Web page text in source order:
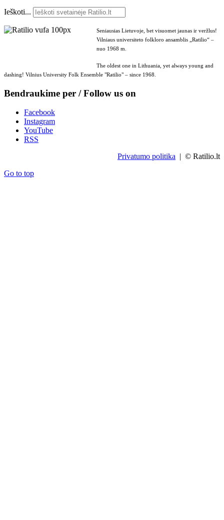
Ieškoti...
Seniausias Lietuvoje, bet visuomet jaunas ir veržlus!
Vilniaus universiteto folkloro ansamblis „Ratilio“ –
nuo 1968 m.
The oldest one in Lithuania, yet always young and
dashing! Vilnius University Folk Ensemble "Ratilio" – since 1968.
Bendraukime per / Follow us on
Facebook
Instagram
YouTube
RSS
Privatumo politika | © Ratilio.lt
Go to top